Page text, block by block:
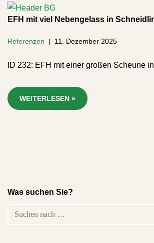
EFH mit viel Nebengelass in
Referenzen 11. Dezember 2025
ID 232: EFH mit einer großen Scheune
WEITERLESEN »
Was suchen Sie?